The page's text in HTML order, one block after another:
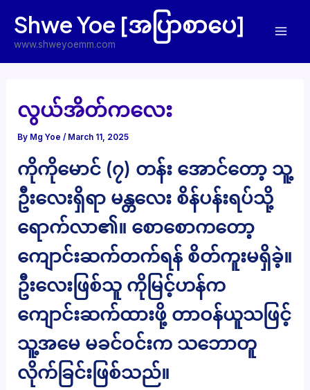
content
Shwe Yoe [အပြာစာပေ]
www.shweyoemm.com
လွယ်အိတ်ကလေး
By Mg Yoe/ March 11, 2025
ကိုကိုမောင် (၇) တန်း အောင်တော့ သူ့
ဦးလေးရှိရာ မန္တလေး စိန်ပန်းရပ်သို့
ရောက်လာ၏။ စောစောကတော့
ကျောင်းဆက်တက်ရန် စိတ်ကူးမရှိခဲ့။
ဦးလေးဖြစ်သူ ကိုမြင့်ဟန်က
ကျောင်းဆက်ထားဖို့ တာဝန်ယူသဖြင့်
သူ့အမေ မခင်ဝင်းက သဘောတူ
လိုက်ခြင်းဖြစ်သည်။